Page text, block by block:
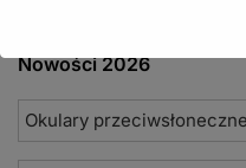
Nowości 2026
Okulary